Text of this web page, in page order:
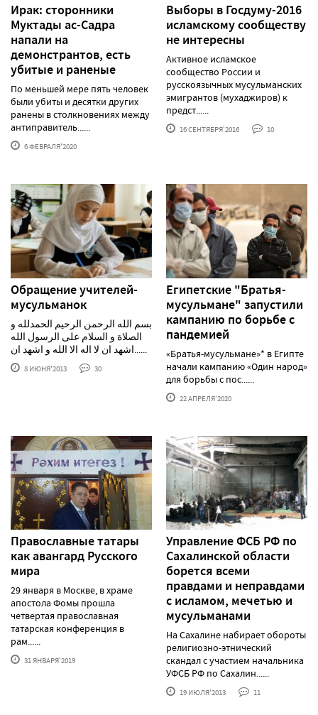
Ирак: сторонники
Муктады ас-Садра
напали на
демонстрантов, есть
убитые и раненые
По меньшей мере пять человек
были убиты и десятки других
ранены в столкновениях между
антиправитель......
6 ФЕВРАЛЯ'2020
Выборы в Госдуму-2016
исламскому сообществу
не интересны
Активное исламское
сообщество России и
русскоязычных мусульманских
эмигрантов (мухаджиров) к
предст......
16 СЕНТЯБРЯ'2016 10
Обращение учителей-
мусульманок
بسم الله الرحمن الرحيم الحمدلله و
الصلاة و السلام على الرسول الله
8 ИЮНЯ'2013 30
Египетские "Братья-
мусульмане" запустили
кампанию по борьбе с
пандемией
«Братья-мусульмане»* в Египте
начали кампанию «Один народ»
для борьбы с пос......
22 АПРЕЛЯ'2020
Православные татары
как авангард Русского
мира
29 января в Москве, в храме
апостола Фомы прошла
четвертая православная
татарская конференция в
рам......
31 ЯНВАРЯ'2019
Управление ФСБ РФ по
Сахалинской области
борется всеми
правдами и неправдами
с исламом, мечетью и
мусульманами
На Сахалине набирает обороты
религиозно-этнический
скандал с участием начальника
УФСБ РФ по Сахалин......
19 ИЮЛЯ'2013 11